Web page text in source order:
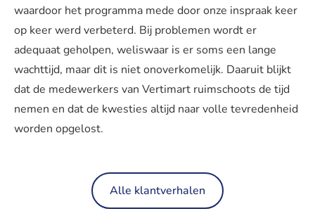
waardoor het programma mede door onze inspraak keer
op keer werd verbeterd. Bij problemen wordt er
adequaat geholpen, weliswaar is er soms een lange
wachttijd, maar dit is niet onoverkomelijk. Daaruit blijkt
dat de medewerkers van Vertimart ruimschoots de tijd
nemen en dat de kwesties altijd naar volle tevredenheid
worden opgelost.
Alle klantverhalen